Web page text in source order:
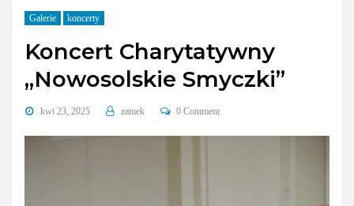
Galerie koncerty
Koncert Charytatywny
„Nowosolskie Smyczki”
kwi 23, 2025 zamek 0 Comment